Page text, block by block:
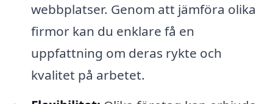
webbplatser. Genom att jämföra olika
firmor kan du enklare få en
uppfattning om deras rykte och
kvalitet på arbetet.